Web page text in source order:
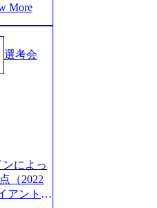
ステム
客の要望
一気通
・要件
計～開
面をサ
で支援
り入れ
やす
safety-
財・サ
120以
を擁し
から、
ルティ
多く、
間や有休
ことに
展開、
ナルを
野をク
6,400件
してい
タント
最適なS
『SAP A
ド」を受
ルティ
articl
More
選考会
によっ
（2022
アントに